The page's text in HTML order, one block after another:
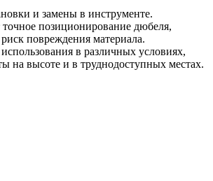
и замены в инструменте.
точное позиционирование дюбеля,
повреждения материала.
в различных условиях,
на высоте и в труднодоступных местах.